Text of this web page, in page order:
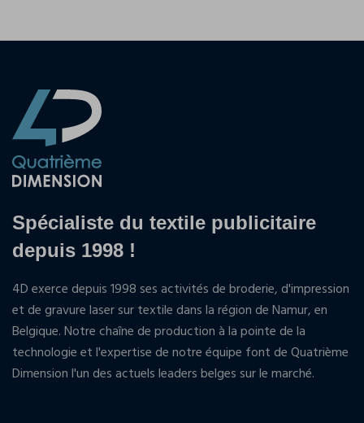
Spécialiste du textile publicitaire
depuis 1998 !
4D exerce depuis 1998 ses activités de broderie, d'impression
et de gravure laser sur textile dans la région de Namur, en
Belgique. Notre chaîne de production à la pointe de la
technologie et l'expertise de notre équipe font de Quatrième
Dimension l'un des actuels leaders belges sur le marché.